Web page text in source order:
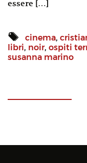
essere […]
cinema,
libri, noir, ospiti
susanna marino